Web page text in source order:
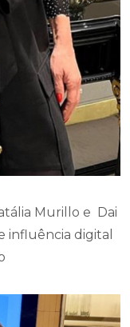
Murillo e Dai
influência digital